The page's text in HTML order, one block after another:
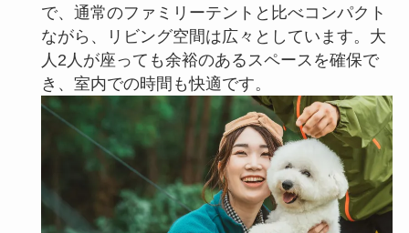
で、通常のファミリーテントと比べコンパクト
ながら、リビング空間は広々としています。大
人2人が座っても余裕のあるスペースを確保で
き、室内での時間も快適です。